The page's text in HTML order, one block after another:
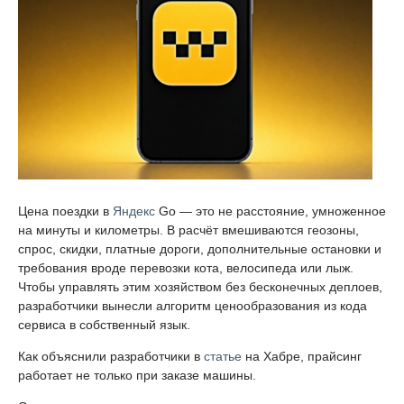
Цена поездки в Яндекс Go — это не расстояние, умноженное
на минуты и километры. В расчёт вмешиваются геозоны,
спрос, скидки, платные дороги, дополнительные остановки и
требования вроде перевозки кота, велосипеда или лыж.
Чтобы управлять этим хозяйством без бесконечных деплоев,
разработчики вынесли алгоритм ценообразования из кода
сервиса в собственный язык.
Как объяснили разработчики в статье на Хабре, прайсинг
работает не только при заказе машины.